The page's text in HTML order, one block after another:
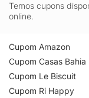
Temos cupons
online.
Cupom Amazon
Cupom Casas Bahia
Cupom Le Biscuit
Cupom Ri Happy